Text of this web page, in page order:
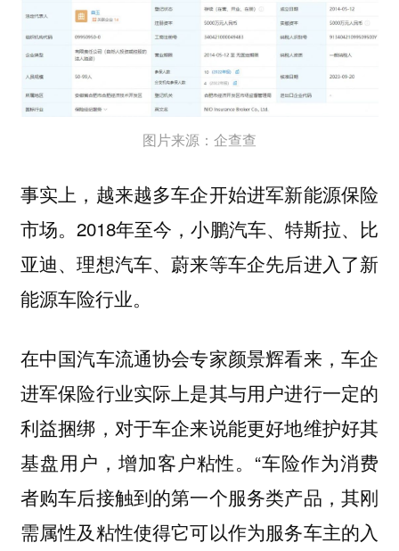
图片来源：企查查
事实上，越来越多车企开始进军新能源保险
市场。2018年至今，小鹏汽车、特斯拉、比
亚迪、理想汽车、蔚来等车企先后进入了新
能源车险行业。
在中国汽车流通协会专家颜景辉看来，车企
进军保险行业实际上是其与用户进行一定的
利益捆绑，对于车企来说能更好地维护好其
基盘用户，增加客户粘性。“车险作为消费
者购车后接触到的第一个服务类产品，其刚
需属性及粘性使得它可以作为服务车主的入